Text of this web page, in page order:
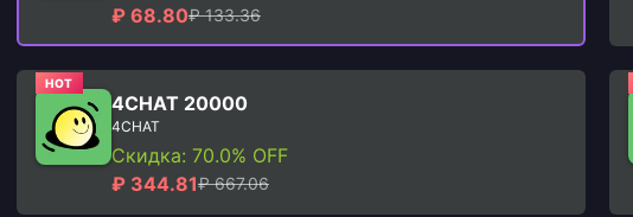
₽ 68.80₽ 133.36
HOT
4CHAT 20000
4CHAT
Скидка: 70.0% OFF
₽ 344.81₽ 667.06